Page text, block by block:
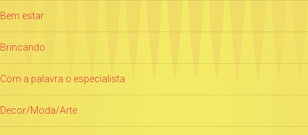
Bem estar
Brincando
Com a palavra o especialista
Decor/Moda/Arte